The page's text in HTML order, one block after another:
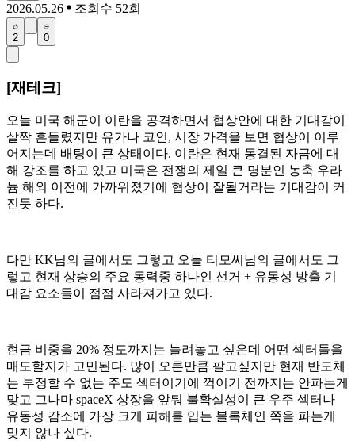
2026.05.26 조회수 52회
2 0
[재테크]
오늘 미국 해군이 이란을 공격하면서 협상안에 대한 기대감이
살짝 흔들렸지만 유가나 코인, 시장 가격을 보면 협상이 이루
어지는데 배팅이 큰 상태이다. 이란은 현재 동결된 자금에 대
해 강조를 하고 있고 미국은 전쟁의 제일 큰 명분인 농축 우라
늄 해외 이전에 가까워졌기에 협상이 잘될거라는 기대감이 커
진듯 하다.
다만 KK님의 글에서도 그렇고 오늘 티모씨님의 글에서도 그
렇고 현재 상승의 주요 동력중 하나인 선거 + 유동성 방출 기
대감 요소들이 점점 사라져가고 있다.
현금 비중을 20% 정도까지는 늘려놓고 싶은데 어떤 섹터들을
매도할지가 고민된다. 많이 오른만큼 팔고싶지만 현재 반도체
는 부정할 수 없는 주도 섹터이기에 꺽이기 전까지는 안파는게
맞고 그나마 spaceX 상장을 앞둬 불확실성이 큰 우주 섹터나
유동성 감소에 가장 크게 피해를 입는 블록체인 쪽을 파는게
맞지 않나 싶다.